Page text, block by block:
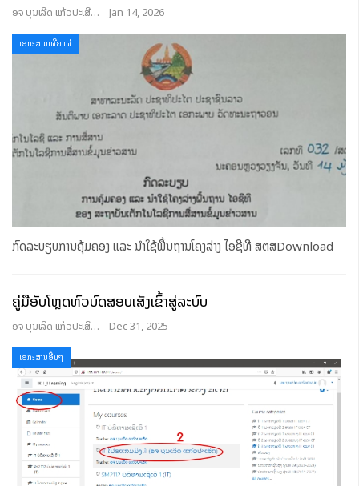
ອຈ ບຸນເລີດ ແກ້ວປະເສີດ Jan 14, 2026
ເອກະສານເຜີຍແຜ່
ກົດລະບຽບການຄຸ້ມຄອງ ແລະ ນໍາໃຊ້ພື້ນຖານໂຄງລ່າງ ໄອຊີທີ ສຕສDownload
ຄູ່ມືອັບໂຫຼດຫົວບົດສອບເສັງເຂົ້າສູ່ລະບົບ
ອຈ ບຸນເລີດ ແກ້ວປະເສີດ Dec 31, 2025
ເອກະສານອື່ນໆ